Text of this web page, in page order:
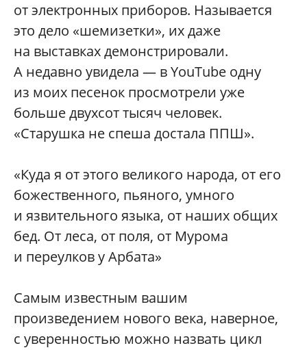
от электронных приборов. Называется
это дело «шемизетки», их даже
на выставках демонстрировали.
А недавно увидела — в YouTube одну
из моих песенок просмотрели уже
больше двухсот тысяч человек.
«Старушка не спеша достала ППШ».
«Куда я от этого великого народа, от его
божественного, пьяного, умного
и язвительного языка, от наших общих
бед. От леса, от поля, от Мурома
и переулков у Арбата»
Самым известным вашим
произведением нового века, наверное,
с уверенностью можно назвать цикл